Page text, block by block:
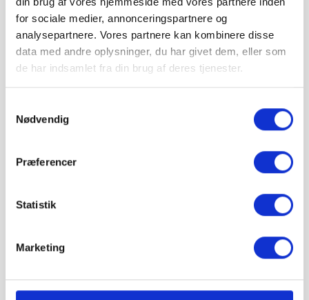
for sociale medier, annonceringspartnere og
analysepartnere. Vores partnere kan kombinere disse
data med andre oplysninger, du har givet dem, eller som
de har indsamlet fra din brug af deres tjenester.
Nødvendig
Præferencer
Statistik
Marketing
1-5 hverdages leveringstid. Levering med
mobiltruckpå alle Big Bags.